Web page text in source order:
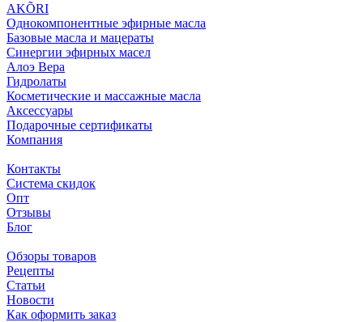
AKÕRI
Однокомпонентные эфирные масла
Базовые масла и мацераты
Синергии эфирных масел
Алоэ Вера
Гидролаты
Косметические и массажные масла
Аксессуары
Подарочные сертификаты
Компания
Контакты
Система скидок
Опт
Отзывы
Блог
Обзоры товаров
Рецепты
Статьи
Новости
Как оформить заказ